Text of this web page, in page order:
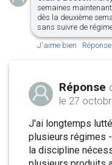
semaines
dès la deuxième
sans suivre de
J'aime bien ·
Réponse
le 27
J'ai longtemps
plusieurs régimes
la discipline